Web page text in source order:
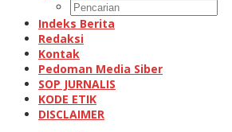
Indeks Berita
Redaksi
Kontak
Pedoman Media Siber
SOP JURNALIS
KODE ETIK
DISCLAIMER